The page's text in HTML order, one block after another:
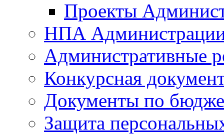
Проекты
НПА
Административные
Конкурсная
Документы по
Защита